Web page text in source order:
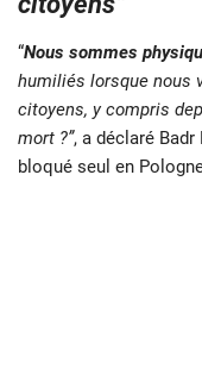
“Nous sommes
humiliés lorsque nous
citoyens, y compris
mort ?”, a déclaré
bloqué seul en